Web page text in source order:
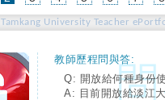
Tamkang University Teacher
教師歷程問與答:
Q: 開放給何種身份
A: 目前開放給淡江